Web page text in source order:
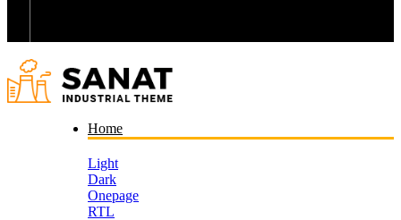
Home
Light
Dark
Onepage
RTL